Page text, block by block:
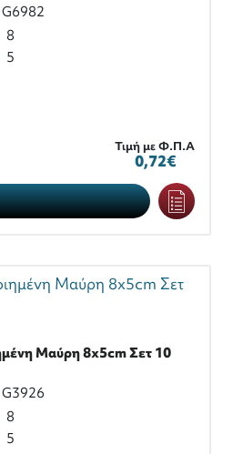
G6982
8
5
Τιμή με Φ.Π.Α
0,72€
Μαύρη 8x5cm Σετ 10
G3926
8
5